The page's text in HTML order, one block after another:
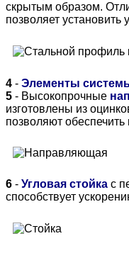
скрытым образом.
позволяет установить
4 - Элементы
5 - Высокопрочные
изготовлены из
позволяют обеспечить
6 - Угловая стойка с
способствует